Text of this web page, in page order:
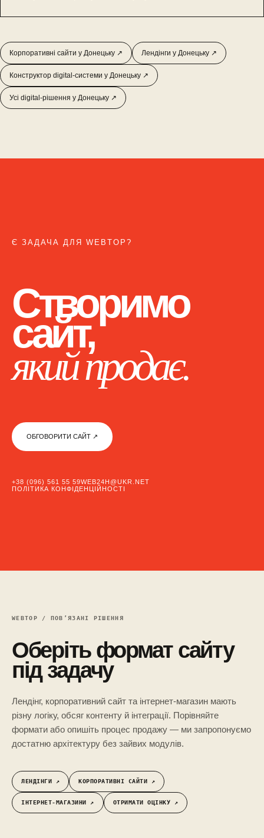
Корпоративні сайти у Донецьку ↗ Лендінги у Донецьку ↗
Конструктор digital-системи у Донецьку ↗
Усі digital-рішення у Донецьку ↗
Є ЗАДАЧА ДЛЯ WEBTOP?
Створимо
сайт,
який продає.
ОБГОВОРИТИ САЙТ ↗︎
+38 (096) 561 55 59WEB24H@UKR.NET
ПОЛІТИКА КОНФІДЕНЦІЙНОСТІ
WEBTOP / ПОВ’ЯЗАНІ РІШЕННЯ
Оберіть формат сайту
під задачу
Лендінг, корпоративний сайт та інтернет-магазин мають
різну логіку, обсяг контенту й інтеграції. Порівняйте
формати або опишіть процес продажу — ми запропонуємо
достатню архітектуру без зайвих модулів.
ЛЕНДІНГИ ↗︎ КОРПОРАТИВНІ САЙТИ ↗︎
ІНТЕРНЕТ-МАГАЗИНИ ↗︎ ОТРИМАТИ ОЦІНКУ ↗︎